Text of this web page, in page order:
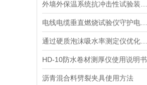
HD-10防水卷材测厚仪使用说明书
沥青混合料劈裂夹具使用方法